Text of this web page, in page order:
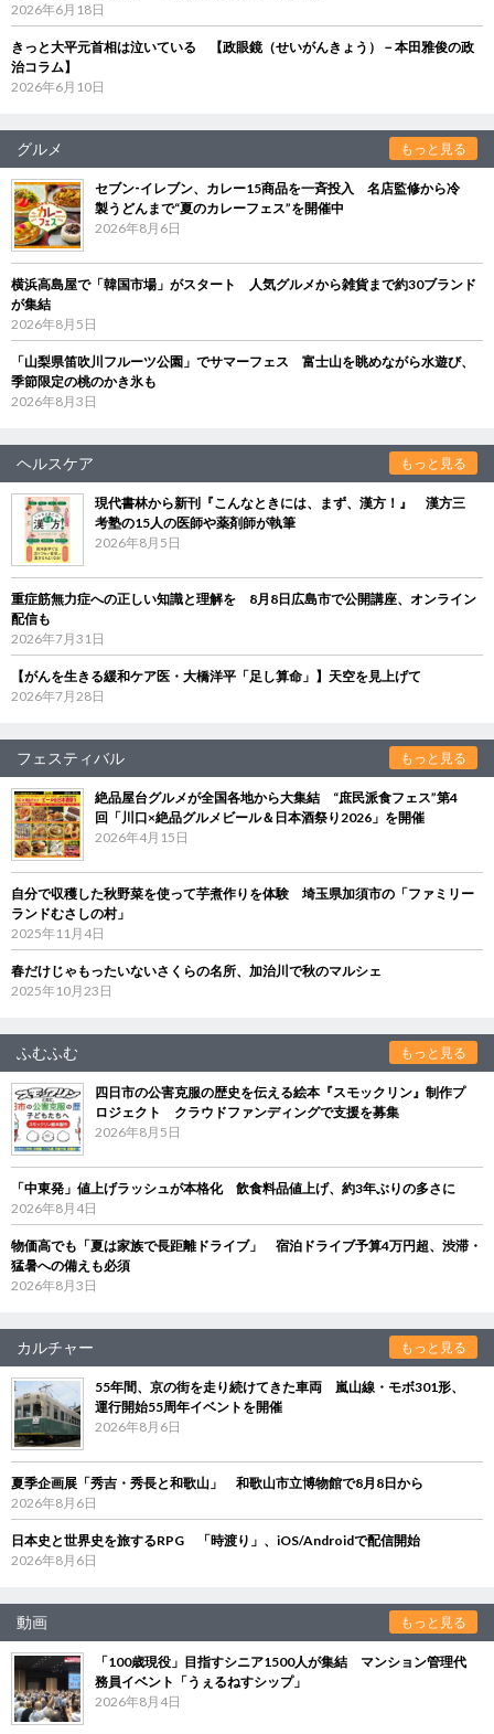
2026年6月18日
きっと大平元首相は泣いている 【政眼鏡（せいがんきょう）－本田雅俊の政
治コラム】
2026年6月10日
グルメ もっと見る
セブン‐イレブン、カレー15商品を一斉投入 名店監修から冷
製うどんまで“夏のカレーフェス”を開催中
2026年8月6日
横浜高島屋で「韓国市場」がスタート 人気グルメから雑貨まで約30ブランド
が集結
2026年8月5日
「山梨県笛吹川フルーツ公園」でサマーフェス 富士山を眺めながら水遊び、
季節限定の桃のかき氷も
2026年8月3日
ヘルスケア もっと見る
現代書林から新刊『こんなときには、まず、漢方！』 漢方三
考塾の15人の医師や薬剤師が執筆
2026年8月5日
重症筋無力症への正しい知識と理解を 8月8日広島市で公開講座、オンライン
配信も
2026年7月31日
【がんを生きる緩和ケア医・大橋洋平「足し算命」】天空を見上げて
2026年7月28日
フェスティバル もっと見る
絶品屋台グルメが全国各地から大集結 “庶民派食フェス”第4
回「川口×絶品グルメビール＆日本酒祭り2026」を開催
2026年4月15日
自分で収穫した秋野菜を使って芋煮作りを体験 埼玉県加須市の「ファミリー
ランドむさしの村」
2025年11月4日
春だけじゃもったいないさくらの名所、加治川で秋のマルシェ
2025年10月23日
ふむふむ もっと見る
四日市の公害克服の歴史を伝える絵本『スモックリン』制作プ
ロジェクト クラウドファンディングで支援を募集
2026年8月5日
「中東発」値上げラッシュが本格化 飲食料品値上げ、約3年ぶりの多さに
2026年8月4日
物価高でも「夏は家族で長距離ドライブ」 宿泊ドライブ予算4万円超、渋滞・
猛暑への備えも必須
2026年8月3日
カルチャー もっと見る
55年間、京の街を走り続けてきた車両 嵐山線・モボ301形、
運行開始55周年イベントを開催
2026年8月6日
夏季企画展「秀吉・秀長と和歌山」 和歌山市立博物館で8月8日から
2026年8月6日
日本史と世界史を旅するRPG 「時渡り」、iOS/Androidで配信開始
2026年8月6日
動画 もっと見る
「100歳現役」目指すシニア1500人が集結 マンション管理代
務員イベント「うぇるねすシップ」
2026年8月4日